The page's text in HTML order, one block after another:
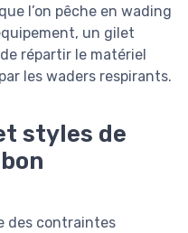
l’on pêche en wading
un gilet
répartir le matériel
les waders respirants.
styles de
des contraintes